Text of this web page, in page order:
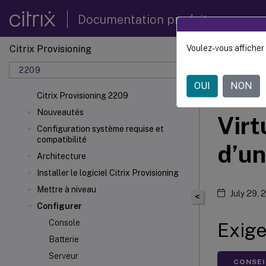
Documentation produit
Citrix Provisioning
2209
Citrix Provisioning 2209
Nouveautés
Configuration système requise et
compatibilité
Architecture
Installer le logiciel Citrix Provisioning
Mettre à niveau
Configurer
Console
Batterie
Serveur
Citrix
< July 29,
Voulez-vous
OUI NON